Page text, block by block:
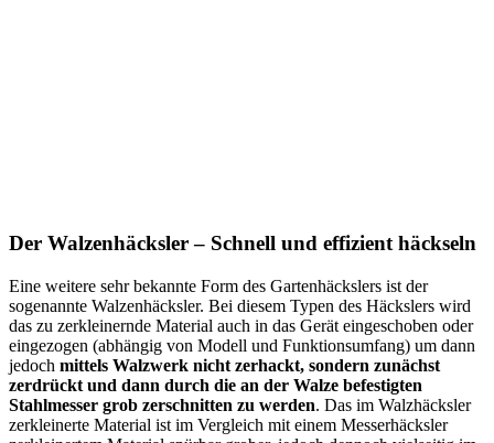
Der Walzenhäcksler – Schnell und effizient häckseln
Eine weitere sehr bekannte Form des Gartenhäckslers ist der
sogenannte Walzenhäcksler. Bei diesem Typen des Häckslers wird
das zu zerkleinernde Material auch in das Gerät eingeschoben oder
eingezogen (abhängig von Modell und Funktionsumfang) um dann
jedoch mittels Walzwerk nicht zerhackt, sondern zunächst
zerdrückt und dann durch die an der Walze befestigten
Stahlmesser grob zerschnitten zu werden. Das im Walzhäcksler
zerkleinerte Material ist im Vergleich mit einem Messerhäcksler